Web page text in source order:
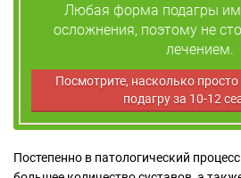
Любая форма подагры
осложнения, поэтому не
лечением.
Посмотрите, насколько
подагру за 10-12
Постепенно в патологический